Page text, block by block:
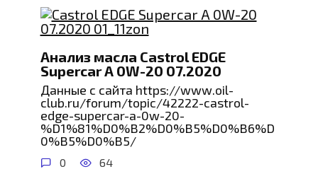
Анализ масла Castrol EDGE
Supercar A 0W-20 07.2020
Данные с сайта https://www.oil-
club.ru/forum/topic/42222-castrol-
edge-supercar-a-0w-20-
%D1%81%D0%B2%D0%B5%D0%B6%D
0%B5%D0%B5/
0 64